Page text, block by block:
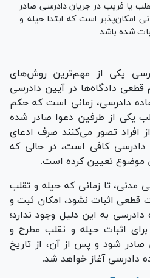
یا فریب در جریان دادرسی صادر
امکان‌پذیر است که ابتدا حیله و
شده باشد.
یکی از مهم‌ترین روش‌های
قطعی دادگاه‌ها در آیین دادرسی
دادرسی، زمانی است که حکم
یکی از طرفین دعوا صادر شده
افراد تصور می‌کنند صرف ادعای
دادرسی کافی است، در حالی که
موضوع تعیین کرده است.
مدنی، تا زمانی که حیله و تقلب
قطعی اثبات نشود، امکان ثبت و
به این دلیل وجود ندارد؛
برای اثبات حیله و تقلب مطرح و
شود و پس از آن، از تاریخ
دادرسی آغاز خواهد شد.